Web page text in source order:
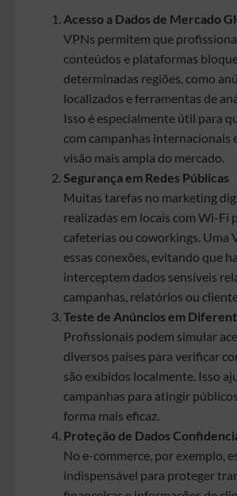
Acesso a Dados de Mercado
VPNs permitem que
conteúdos e plataformas
determinadas regiões, como
localizados e ferramentas de
Isso é especialmente útil para
com campanhas internacionais
visão mais ampla do mercado.
Segurança em Redes Públicas
Muitas tarefas no marketing
realizadas em locais com Wi-Fi
cafeterias ou coworkings. Uma
essas conexões, evitando que
interceptem dados sensíveis
campanhas, relatórios ou
Teste de Anúncios em
Profissionais podem simular
diversos países para verificar
são exibidos localmente. Isso
campanhas para atingir
forma mais eficaz.
Proteção de Dados
No e-commerce, por exemplo,
indispensável para proteger